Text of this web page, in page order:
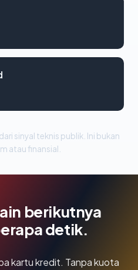
sinyal teknis publik. Ini bukan
atau finansial.
berikutnya
detik.
kartu kredit. Tanpa kuota